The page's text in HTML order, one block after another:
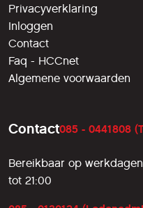
Privacyverklaring
Inloggen
Contact
Faq - HCCnet
Algemene voorwaarden
Contact085 - 0441808
Bereikbaar op
tot 21:00